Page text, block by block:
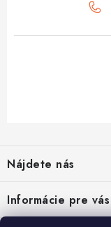
p
ä
t
Nájdete nás
Informácie pre vás